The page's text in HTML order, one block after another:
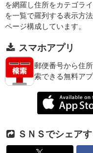
を網羅し住所をカテゴラ
を一覧で羅列する表示方
ページ構成しています。
スマホアプリ
郵便番号から住
索できる無料アプ
ＳＮＳでシェア